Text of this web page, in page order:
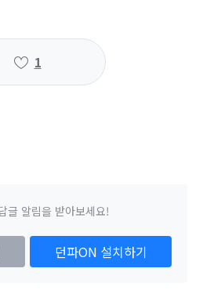
1
글 알림을 받아보세요!
던파ON 설치하기